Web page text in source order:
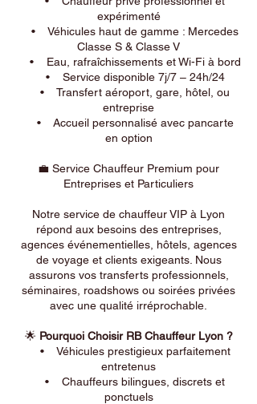
expérimenté
• Véhicules haut de gamme : Mercedes
Classe S & Classe V
• Eau, rafraîchissements et Wi-Fi à bord
• Service disponible 7j/7 – 24h/24
• Transfert aéroport, gare, hôtel, ou
entreprise
• Accueil personnalisé avec pancarte
en option
💼 Service Chauffeur Premium pour
Entreprises et Particuliers
Notre service de chauffeur VIP à Lyon
répond aux besoins des entreprises,
agences événementielles, hôtels, agences
de voyage et clients exigeants. Nous
assurons vos transferts professionnels,
séminaires, roadshows ou soirées privées
avec une qualité irréprochable.
🌟 Pourquoi Choisir RB Chauffeur Lyon ?
• Véhicules prestigieux parfaitement
entretenus
• Chauffeurs bilingues, discrets et
ponctuels